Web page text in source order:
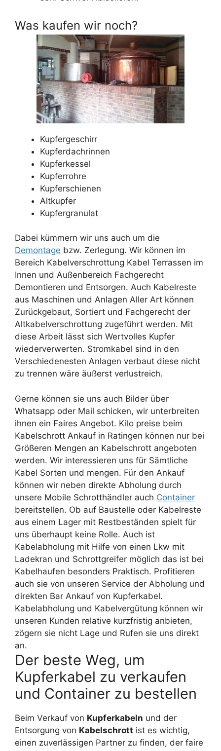
Was kaufen wir noch?
Kupfergeschirr
Kupferdachrinnen
Kupferkessel
Kupferrohre
Kupferschienen
Altkupfer
Kupfergranulat
Dabei kümmern wir uns auch um die
Demontage bzw. Zerlegung. Wir können im
Bereich Kabelverschrottung Kabel Terrassen im
Innen und Außenbereich Fachgerecht
Demontieren und Entsorgen. Auch Kabelreste
aus Maschinen und Anlagen Aller Art können
Zurückgebaut, Sortiert und Fachgerecht der
Altkabelverschrottung zugeführt werden. Mit
diese Arbeit lässt sich Wertvolles Kupfer
wiederverwerten. Stromkabel sind in den
Verschiedenesten Anlagen verbaut diese nicht
zu trennen wäre äußerst verlustreich.
Gerne können sie uns auch Bilder über
Whatsapp oder Mail schicken, wir unterbreiten
ihnen ein Faires Angebot. Kilo preise beim
Kabelschrott Ankauf in Ratingen können nur bei
Größeren Mengen an Kabelschrott angeboten
werden. Wir interessieren uns für Sämtliche
Kabel Sorten und mengen. Für den Ankauf
können wir neben direkte Abholung durch
unsere Mobile Schrotthändler auch Container
bereitstellen. Ob auf Baustelle oder Kabelreste
aus einem Lager mit Restbeständen spielt für
uns überhaupt keine Rolle. Auch ist
Kabelabholung mit Hilfe von einen Lkw mit
Ladekran und Schrottgreifer möglich das ist bei
Kabelhaufen besonders Praktisch. Profitieren
auch sie von unseren Service der Abholung und
direkten Bar Ankauf von Kupferkabel.
Kabelabholung und Kabelvergütung können wir
unseren Kunden relative kurzfristig anbieten,
zögern sie nicht Lage und Rufen sie uns direkt
an.
Der beste Weg, um
Kupferkabel zu verkaufen
und Container zu bestellen
Beim Verkauf von Kupferkabeln und der
Entsorgung von Kabelschrott ist es wichtig,
einen zuverlässigen Partner zu finden, der faire